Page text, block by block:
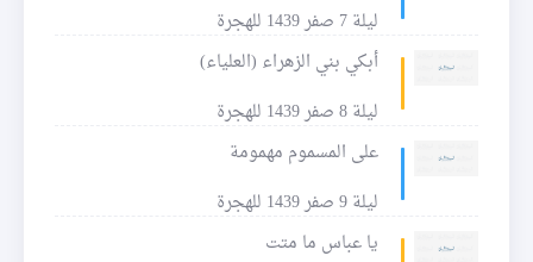
ليلة 7 صفر 1439 للهجرة
أبكي بني الزهراء (العلياء)
ليلة 8 صفر 1439 للهجرة
على المسموم مهمومة
ليلة 9 صفر 1439 للهجرة
يا عباس ما متت